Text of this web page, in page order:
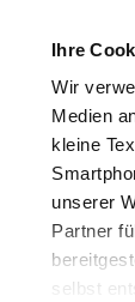
Ihre
Wir
Medien
kleine
unserer
Partner
selbst